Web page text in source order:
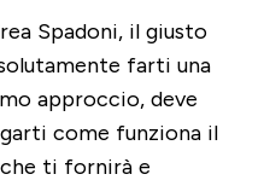
Spadoni, il giusto
farti una
approccio, deve
come funziona il
che ti fornirà e